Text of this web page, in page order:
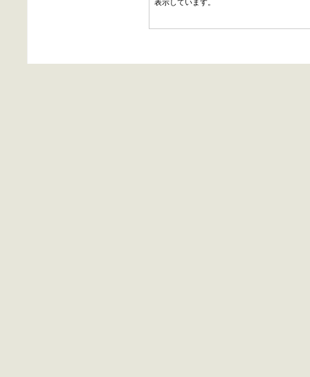
表示しています。